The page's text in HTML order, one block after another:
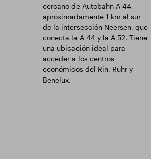
cercano de Autobahn A 44,
aproximadamente 1 km al sur
de la intersección Neersen, que
conecta la A 44 y la A 52. Tiene
una ubicación ideal para
acceder a los centros
económicos del Rin, Ruhr y
Benelux.